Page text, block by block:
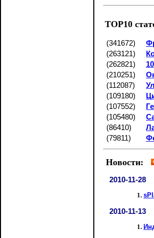
TOP10
(341672)
(263121)
(262821)
(210251)
(112087)
(109180)
(107552)
(105480)
(86410)
(79811)
Новости:
2010-11-28
2010-11-13